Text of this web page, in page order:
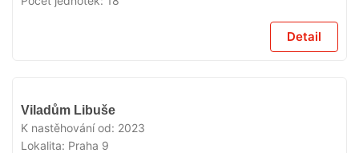
Detail
Viladům Libuše
K nastěhování od: 2023
Lokalita: Praha 9